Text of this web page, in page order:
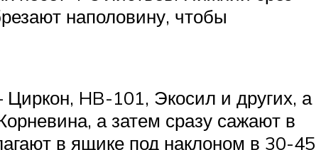
наполовину, чтобы
HB-101, Экосил и других, а
а затем сразу сажают в
в ящике под наклоном в 30-45